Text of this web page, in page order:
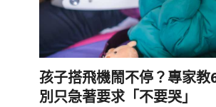
孩子搭飛機鬧不停？專家
別只急著要求「不要哭」